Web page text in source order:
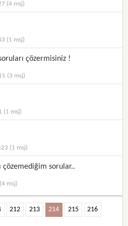
(4 msj)
(1 msj)
çözermisiniz !
(3 msj)
(1 msj)
(1 msj)
çözemediğim sorular..
msj)
212 213 214 215 216